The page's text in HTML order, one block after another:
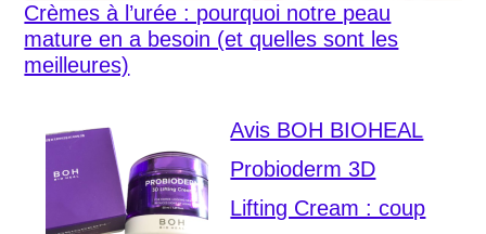
Crèmes à l’urée : pourquoi notre peau
mature en a besoin (et quelles sont les
meilleures)
Avis BOH BIOHEAL
Probioderm 3D
Lifting Cream : coup